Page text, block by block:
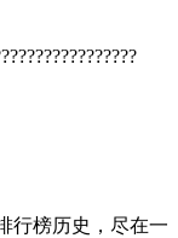
行榜历史，尽在一